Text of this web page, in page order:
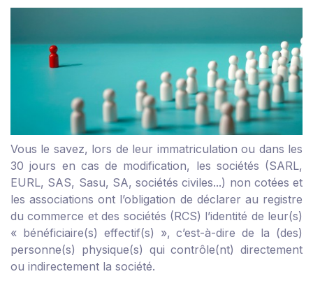
Vous le savez, lors de leur immatriculation ou dans les
30 jours en cas de modification, les sociétés (SARL,
EURL, SAS, Sasu, SA, sociétés civiles...) non cotées et
les associations ont l’obligation de déclarer au registre
du commerce et des sociétés (RCS) l’identité de leur(s)
« bénéficiaire(s) effectif(s) », c’est-à-dire de la (des)
personne(s) physique(s) qui contrôle(nt) directement
ou indirectement la société.